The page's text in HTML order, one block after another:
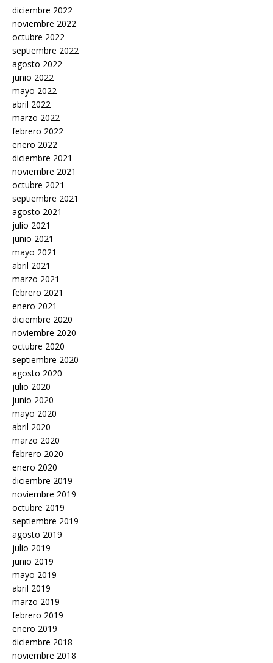
diciembre 2022
noviembre 2022
octubre 2022
septiembre 2022
agosto 2022
junio 2022
mayo 2022
abril 2022
marzo 2022
febrero 2022
enero 2022
diciembre 2021
noviembre 2021
octubre 2021
septiembre 2021
agosto 2021
julio 2021
junio 2021
mayo 2021
abril 2021
marzo 2021
febrero 2021
enero 2021
diciembre 2020
noviembre 2020
octubre 2020
septiembre 2020
agosto 2020
julio 2020
junio 2020
mayo 2020
abril 2020
marzo 2020
febrero 2020
enero 2020
diciembre 2019
noviembre 2019
octubre 2019
septiembre 2019
agosto 2019
julio 2019
junio 2019
mayo 2019
abril 2019
marzo 2019
febrero 2019
enero 2019
diciembre 2018
noviembre 2018